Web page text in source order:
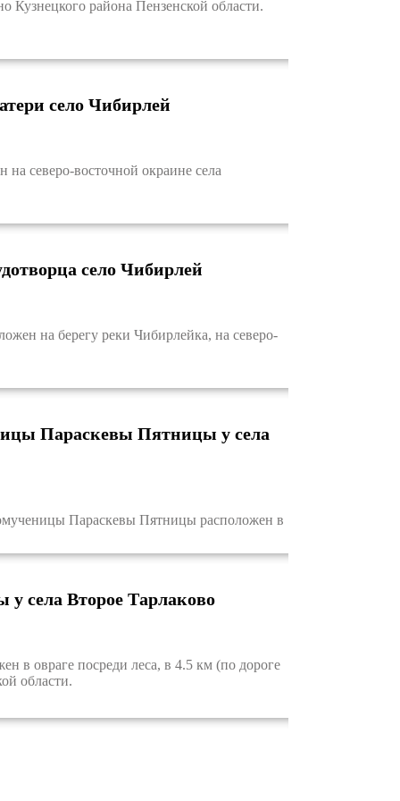
района Пензенской области.
село Чибирлей
северо-восточной окраине села
село Чибирлей
на берегу реки Чибирлейка, на северо-
Параскевы Пятницы у села
Параскевы Пятницы расположен в
села Второе Тарлаково
в овраге посреди леса, в 4.5 км (по дороге
области.